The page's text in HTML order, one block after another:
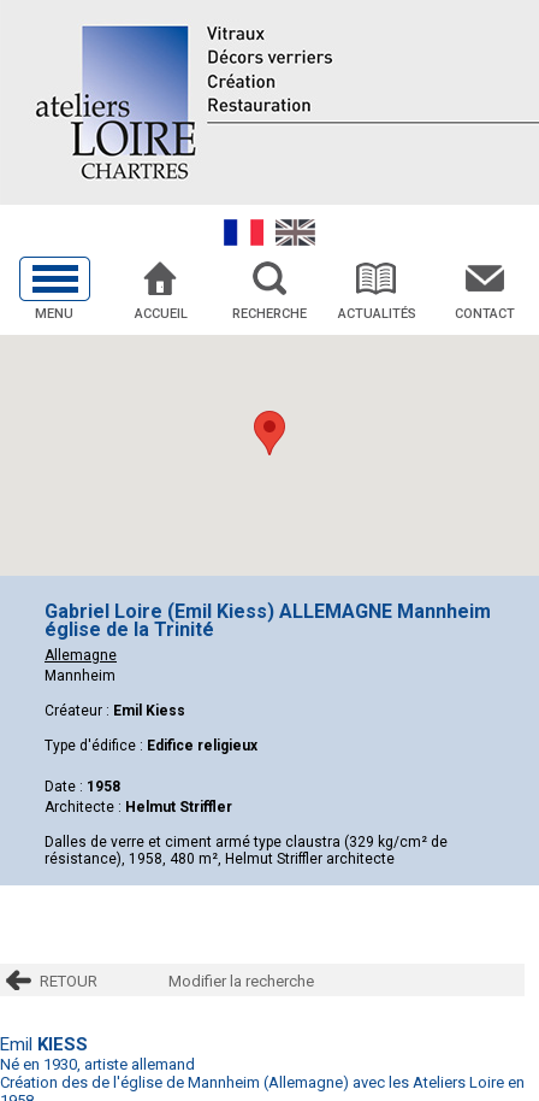
MENU ACCUEIL RECHERCHE ACTUALITÉS CONTACT
Gabriel Loire (Emil Kiess) ALLEMAGNE Mannheim
église de la Trinité
Allemagne
Mannheim
Créateur : Emil Kiess
Type d'édifice : Edifice religieux
Date : 1958
Architecte : Helmut Striffler
Dalles de verre et ciment armé type claustra (329 kg/cm² de
résistance), 1958, 480 m², Helmut Striffler architecte
RETOUR Modifier la recherche
Emil KIESS
Né en 1930, artiste allemand
Création des de l'église de Mannheim (Allemagne) avec les Ateliers Loire en